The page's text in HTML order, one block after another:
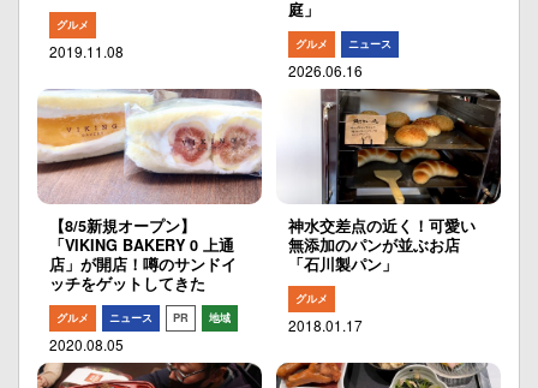
グルメ
2019.11.08
庭」
グルメ ニュース
2026.06.16
【8/5新規オープン】
「VIKING BAKERY 0 上通
店」が開店！噂のサンドイ
ッチをゲットしてきた
グルメ ニュース PR 地域
2020.08.05
神水交差点の近く！可愛い
無添加のパンが並ぶお店
「石川製パン」
グルメ
2018.01.17